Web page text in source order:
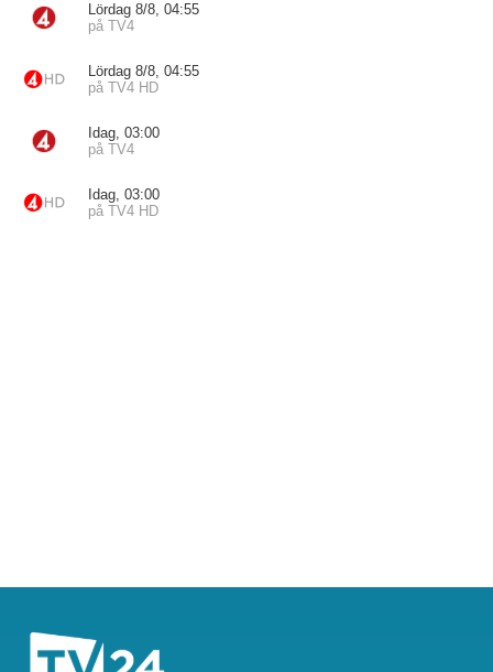
Lördag 8/8, 04:55
på TV4
Lördag 8/8, 04:55
på TV4 HD
Idag, 03:00
på TV4
Idag, 03:00
på TV4 HD